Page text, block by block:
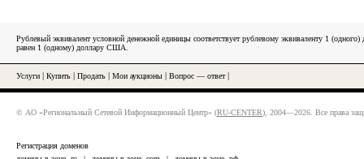
Рублевый эквивалент условной денежной единицы соответствует рублевому эквиваленту 1
равен 1 (одному) доллару США.
Услуги Купить Продать Мои аукционы Вопрос — ответ|
© АО «Региональный Сетевой Информационный Центр» (RU-CENTER), 2004—2026. Все права
Регистрация доменов